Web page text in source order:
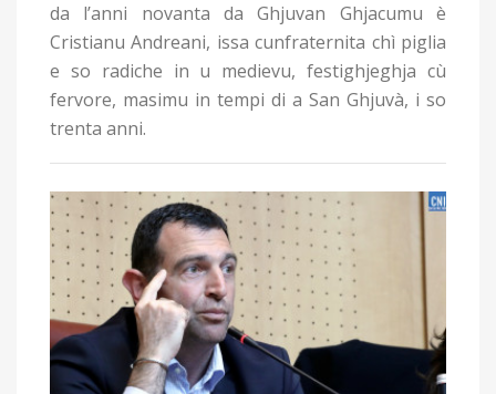
da l’anni novanta da Ghjuvan Ghjacumu è
Cristianu Andreani, issa cunfraternita chì piglia
e so radiche in u medievu, festighjeghja cù
fervore, masimu in tempi di a San Ghjuvà, i so
trenta anni.